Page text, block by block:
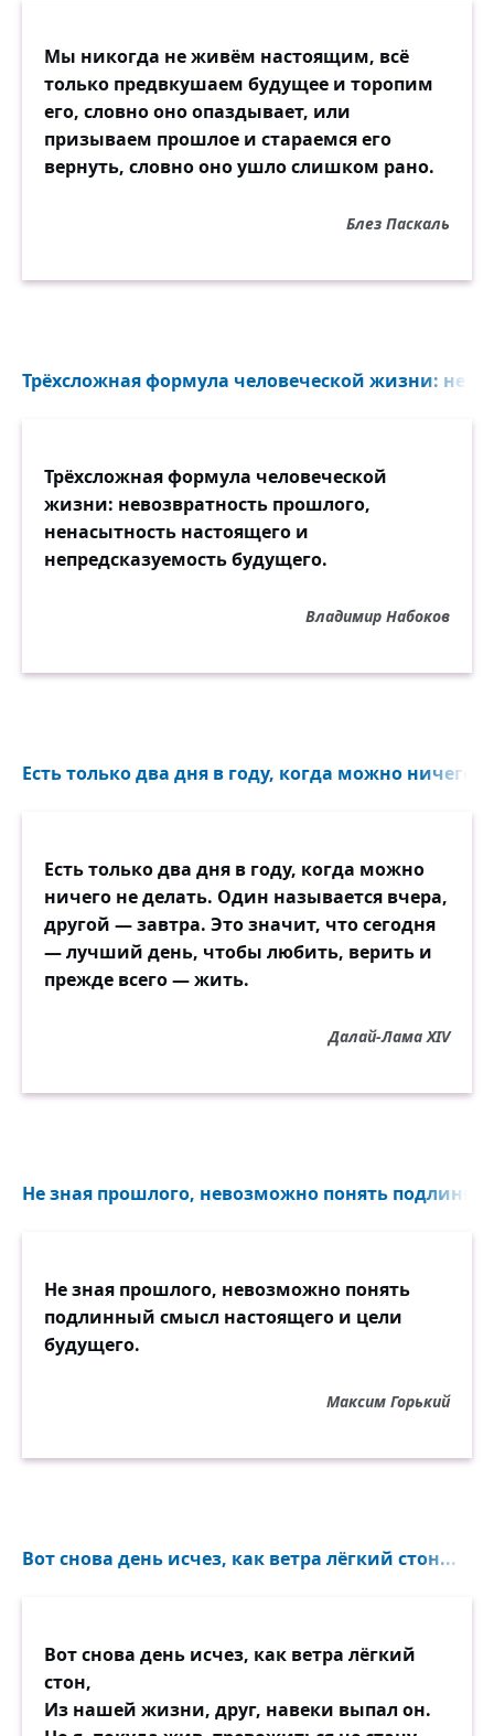
Мы никогда не живём настоящим, всё
только предвкушаем будущее и торопим
его, словно оно опаздывает, или
призываем прошлое и стараемся его
вернуть, словно оно ушло слишком рано.
Блез Паскаль
Трёхсложная формула человеческой жизни:
Трёхсложная формула человеческой
жизни: невозвратность прошлого,
ненасытность настоящего и
непредсказуемость будущего.
Владимир Набоков
Есть только два дня в году, когда можно ничего
Есть только два дня в году, когда можно
ничего не делать. Один называется вчера,
другой — завтра. Это значит, что сегодня
— лучший день, чтобы любить, верить и
прежде всего — жить.
Далай-Лама XIV
Не зная прошлого, невозможно понять
Не зная прошлого, невозможно понять
подлинный смысл настоящего и цели
будущего.
Максим Горький
Вот снова день исчез, как ветра лёгкий стон...
Вот снова день исчез, как ветра лёгкий
стон,
Из нашей жизни, друг, навеки выпал он.